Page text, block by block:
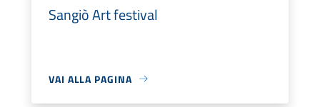
Sangiò Art festival
VAI ALLA PAGINA